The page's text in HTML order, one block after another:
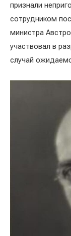
признали
сотрудником
министра
участвовал в
случай